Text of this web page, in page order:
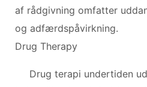
af rådgivning omfatter
og adfærdspåvirkning.
Drug Therapy
Drug terapi undertiden